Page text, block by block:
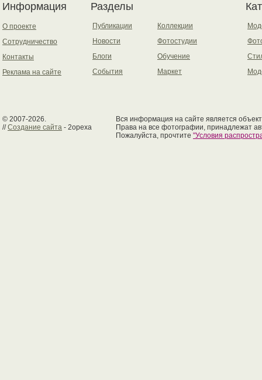
Информация
О проекте
Сотрудничество
Контакты
Реклама на сайте
Разделы
Публикации
Новости
Блоги
События
Коллекции
Фотостудии
Обучение
Маркет
© 2007-2026.
//Создание сайта - 2opexa
Вся информация на сайте является
Права на все фотографии, принадлежат
Пожалуйста, прочтите "Условия